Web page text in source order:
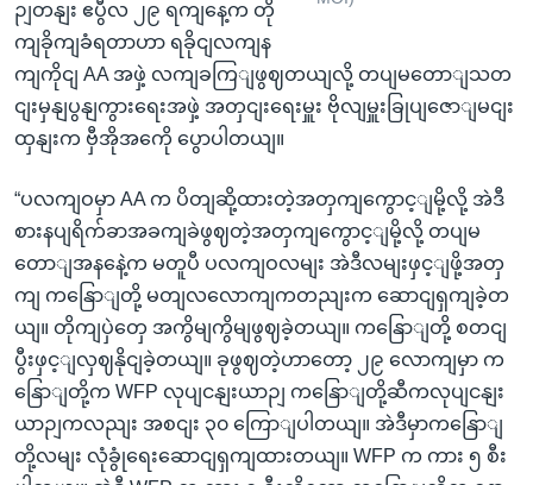
ဉျတနျး ဧပွီလ ၂၉ ရကျနေ့က တို
ကျခိုကျခံရတာဟာ ရခိုငျလကျန
ကျကိုငျ AA အဖှဲ့ လကျခကြျဖွဈတယျလို့ တပျမတောျသတ
ငျးမှနျပွနျကွားရေးအဖှဲ့ အတှငျးရေးမှူး ဗိုလျမှူးခြုပျဇောျမငျး
ထှနျးက ဗှီအိုအကေို ပွောပါတယျ။
“ပလကျဝမှာ AA က ပိတျဆို့ထားတဲ့အတှကျကွောင့ျမို့လို့ အဲဒီ
စားနပျရိက်ခာအခကျခဲဖွဈတဲ့အတှကျကွောင့ျမို့လို့ တပျမ
တောျအနနေဲ့က မတူပီ ပလကျဝလမျး အဲဒီလမျးဖှင့ျဖို့အတှ
ကျ ကနြောျတို့ မတျလလောကျကတညျးက ဆောငျရှကျခဲ့တ
ယျ။ တိုကျပှဲတှေ အကွိမျကွိမျဖွဈခဲ့တယျ။ ကနြောျတို့ စတငျ
ပွီးဖှင့ျလှဈနိုငျခဲ့တယျ။ ခုဖွဈတဲ့ဟာတော့ ၂၉ လောကျမှာ က
နြောျတို့က WFP လုပျငနျးယာဉျ ကနြောျတို့ဆီကလုပျငနျး
ယာဉျကလညျး အစငျး ၃၀ ကြောျပါတယျ။ အဲဒီမှာကနြောျ
တို့လမျး လုံခွုံရေးဆောငျရှကျထားတယျ။ WFP က ကား ၅ စီး